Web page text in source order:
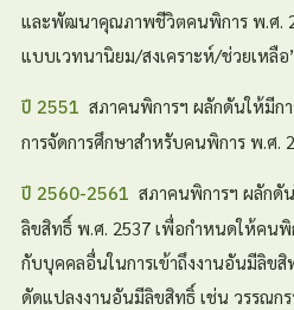
และพัฒนาคุณภาพชีวิตคนพิการ พ.ศ.
แบบเวทนานิยม/สงเคราะห์/ช่วยเหลือ
ปี 2551 สภาคนพิการฯ ผลักดันให้มีก
การจัดการศึกษาสำหรับคนพิการ พ.ศ.
ปี 2560-2561 สภาคนพิการฯ ผลักดั
ลิขสิทธิ์ พ.ศ. 2537 เพื่อกำหนดให้คนพิ
กับบุคคลอื่นในการเข้าถึงงานอันมีลิขสิ
ดัดแปลงงานอันมีลิขสิทธิ์ เช่น วรรณก